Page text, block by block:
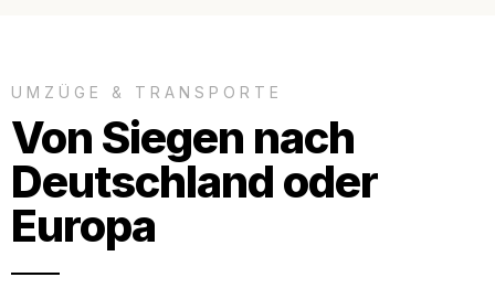
UMZÜGE & TRANSPORTE
Von Siegen nach
Deutschland oder
Europa